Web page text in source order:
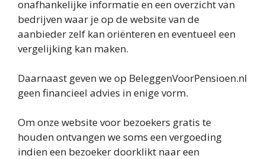
onafhankelijke informatie en een overzicht van
bedrijven waar je op de website van de
aanbieder zelf kan oriënteren en eventueel een
vergelijking kan maken.
Daarnaast geven we op BeleggenVoorPensioen.nl
geen financieel advies in enige vorm.
Om onze website voor bezoekers gratis te
houden ontvangen we soms een vergoeding
indien een bezoeker doorklikt naar een